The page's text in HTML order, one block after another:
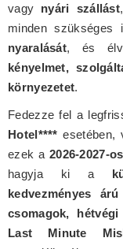
vagy nyári szállást
minden szükséges
nyaralását, és
kényelmet,
környezetet.
Fedezze fel a
Hotel**** esetében,
ezek a 2026-2027-
hagyja ki a
kedvezményes
csomagok,
Last Minute